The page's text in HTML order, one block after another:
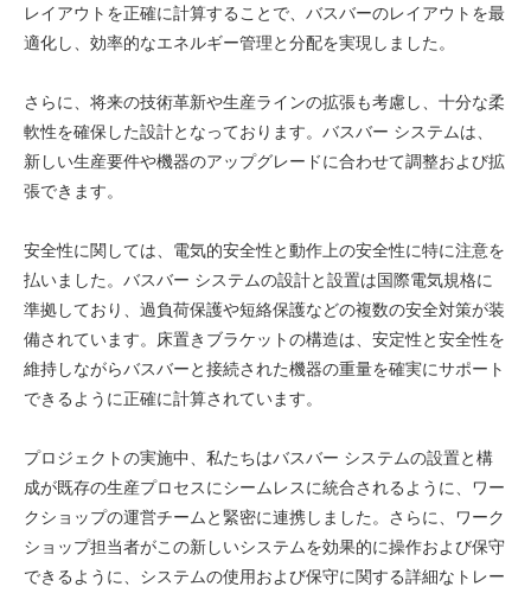
レイアウトを正確に計算することで、バスバーのレイアウトを最
適化し、効率的なエネルギー管理と分配を実現しました。
さらに、将来の技術革新や生産ラインの拡張も考慮し、十分な柔
軟性を確保した設計となっております。バスバー システムは、
新しい生産要件や機器のアップグレードに合わせて調整および拡
張できます。
安全性に関しては、電気的安全性と動作上の安全性に特に注意を
払いました。バスバー システムの設計と設置は国際電気規格に
準拠しており、過負荷保護や短絡保護などの複数の安全対策が装
備されています。床置きブラケットの構造は、安定性と安全性を
維持しながらバスバーと接続された機器の重量を確実にサポート
できるように正確に計算されています。
プロジェクトの実施中、私たちはバスバー システムの設置と構
成が既存の生産プロセスにシームレスに統合されるように、ワー
クショップの運営チームと緊密に連携しました。さらに、ワーク
ショップ担当者がこの新しいシステムを効果的に操作および保守
できるように、システムの使用および保守に関する詳細なトレー